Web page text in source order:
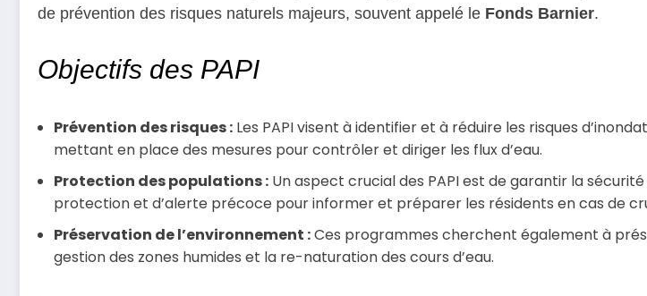
de prévention des risques naturels majeurs, souvent appelé le Fonds Barnier.
Objectifs des PAPI
Prévention des risques : Les PAPI visent à identifier et à réduire les risques
mettant en place des mesures pour contrôler et diriger les flux d’eau.
Protection des populations : Un aspect crucial des PAPI est de garantir la
protection et d’alerte précoce pour informer et préparer les résidents en cas de
Préservation de l’environnement :Ces programmes cherchent également à
gestion des zones humides et la re-naturation des cours d’eau.